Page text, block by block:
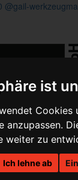
ist
Cookies
anzupassen.
weiter zu
Ich lehne ab
@gail-